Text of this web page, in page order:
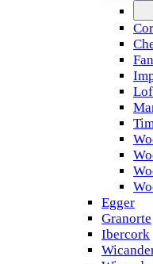
Egger
Granorte
Ibercork